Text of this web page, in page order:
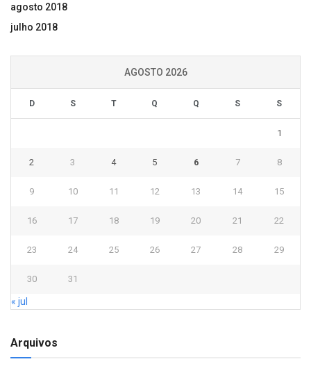
agosto 2018
julho 2018
AGOSTO 2026
D S T Q Q S S
1
2 3 4 5 6 7 8
9 10 11 12 13 14 15
16 17 18 19 20 21 22
23 24 25 26 27 28 29
30 31
« jul
Arquivos